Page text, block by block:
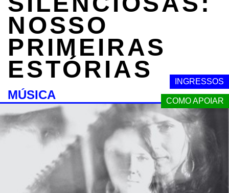
INGRESSOS
COMO APOIAR
NOSSO
PRIMEIRAS
ESTÓRIAS
MÚSICA